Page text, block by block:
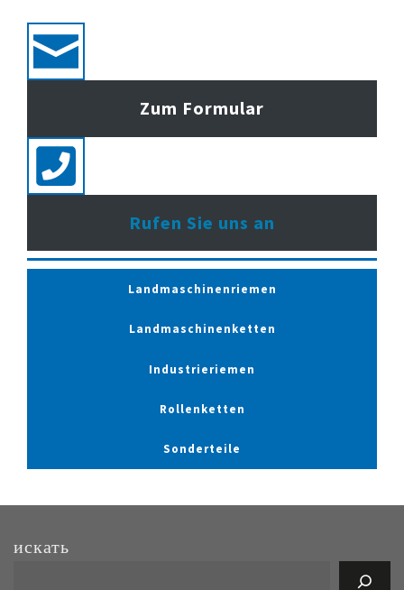
Zum Formular
Rufen Sie uns an
Landmaschinenriemen
Landmaschinenketten
Industrieriemen
Rollenketten
Sonderteile
искать